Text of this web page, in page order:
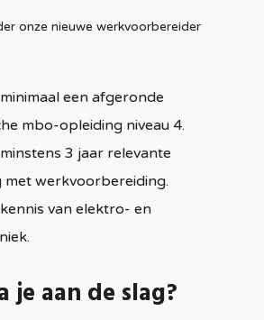
onze nieuwe werkvoorbereider
een afgeronde
mbo-opleiding niveau 4.
3 jaar relevante
met werkvoorbereiding.
van elektro- en
je aan de slag?